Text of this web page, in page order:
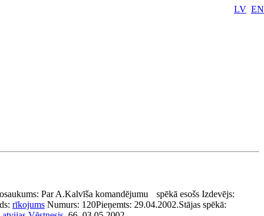
LV EN
Par A.Kalvīša komandējumu spēkā esošs Izdevējs:
rīkojums Numurs: 120Pieņemts: 29.04.2002.Stājas spēkā: